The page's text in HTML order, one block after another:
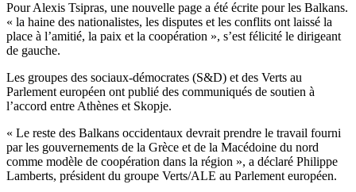
Pour Alexis Tsipras, une nouvelle page a été écrite pour les Balkans.
« la haine des nationalistes, les disputes et les conflits ont laissé la
place à l’amitié, la paix et la coopération », s’est félicité le dirigeant
de gauche.
Les groupes des sociaux-démocrates (S&D) et des Verts au
Parlement européen ont publié des communiqués de soutien à
l’accord entre Athènes et Skopje.
« Le reste des Balkans occidentaux devrait prendre le travail fourni
par les gouvernements de la Grèce et de la Macédoine du nord
comme modèle de coopération dans la région », a déclaré Philippe
Lamberts, président du groupe Verts/ALE au Parlement européen.